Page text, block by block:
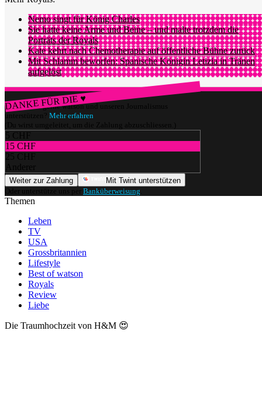
Nemo singt für König Charles
Sie hatte keine Arme und Beine – und malte trotzdem die
Porträts der Royals
Kate kehrt nach Chemotherapie auf öffentliche Bühne zurück
Mit Schlamm beworfen: Spanische Königin Letizia in Tränen
aufgelöst
DANKE FÜR DIE ♥
Würdest du gerne watson und unseren Journalismus
unterstützen? Mehr erfahren
(Du wirst umgeleitet, um die Zahlung abzuschliessen.)
5 CHF
15 CHF
25 CHF
Anderer
Weiter zur Zahlung
Mit Twint unterstützen
Oder unterstütze uns per Banküberweisung
Themen
Leben
TV
USA
Grossbritannien
Lifestyle
Best of watson
Royals
Review
Liebe
Die Traumhochzeit von H&M 😍